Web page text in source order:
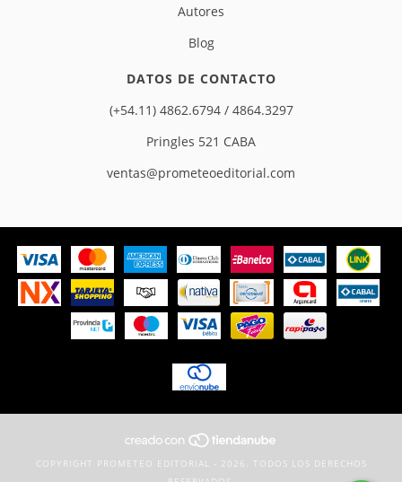
Autores
Blog
DATOS DE CONTACTO
(+54.11) 4862.6794 / 4864.3297
Pringles 521 CABA
ventas@prometeoeditorial.com
COPYRIGHT PROMETEO EDITORIAL - 2026. TODOS LOS DERECHOS